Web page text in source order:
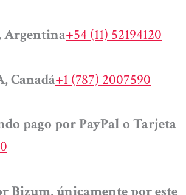
Argentina+54 (11) 52194120
Canadá+1 (787) 2007590
pago por PayPal o Tarjeta
Bizum, únicamente por este